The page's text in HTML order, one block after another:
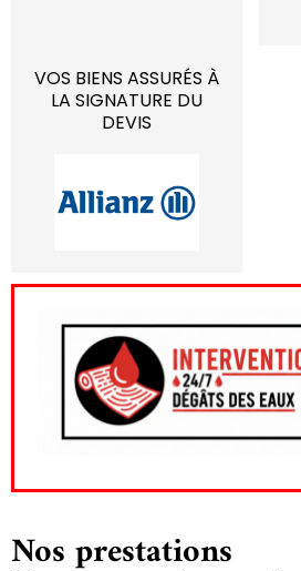
VOS BIENS ASSURÉS À
LA SIGNATURE DU
DEVIS
Nos prestations